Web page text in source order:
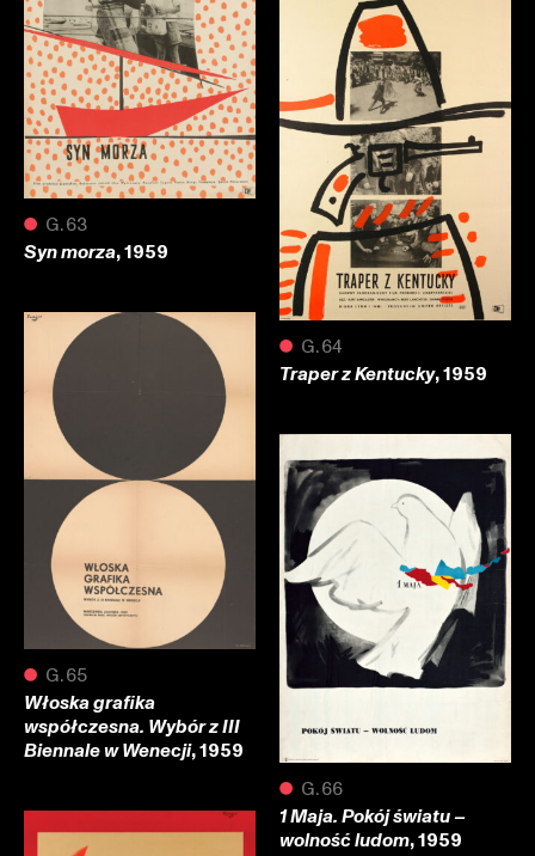
● G.63
Syn morza, 1959
● G.64
Traper z Kentucky, 1959
● G.65
Włoska grafika
współczesna. Wybór z III
Biennale w Wenecji, 1959
● G.66
1 Maja. Pokój światu –
wolność ludom, 1959